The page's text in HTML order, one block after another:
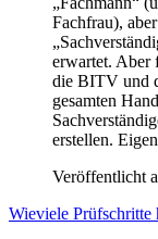
Fachfrau),
erwartet. Aber
die BITV und
gesamten
erstellen.
Veröffentlicht
Wieviele Prüfschritte